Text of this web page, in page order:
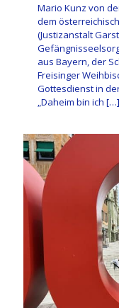
Mario Kunz von
dem
(Justizanstalt
aus Bayern, der
Freisinger
Gottesdienst in
„Daheim bin ich […]